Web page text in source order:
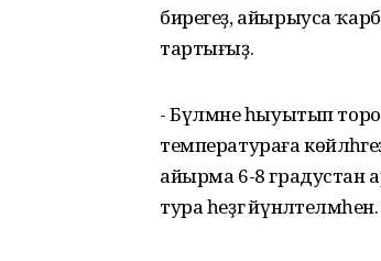
бирегеҙ, айырыуса
тартығыҙ.
- Бүлмәне һыуытып
температураға
айырма 6-8 градустан
тура һеҙгә